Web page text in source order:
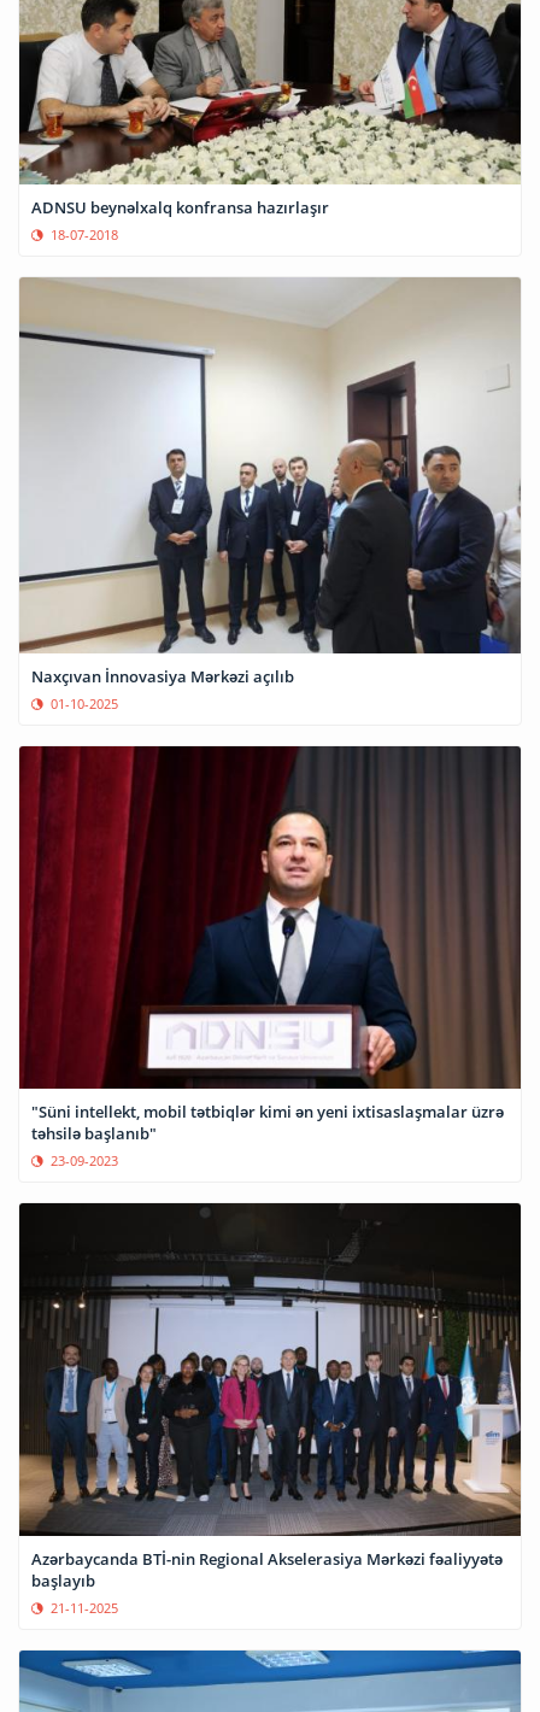
ADNSU beynəlxalq konfransa hazırlaşır
18-07-2018
Naxçıvan İnnovasiya Mərkəzi açılıb
01-10-2025
"Süni intellekt, mobil tətbiqlər kimi ən yeni ixtisaslaşmalar üzrə
təhsilə başlanıb"
23-09-2023
Azərbaycanda BTİ-nin Regional Akselerasiya Mərkəzi fəaliyyətə
başlayıb
21-11-2025